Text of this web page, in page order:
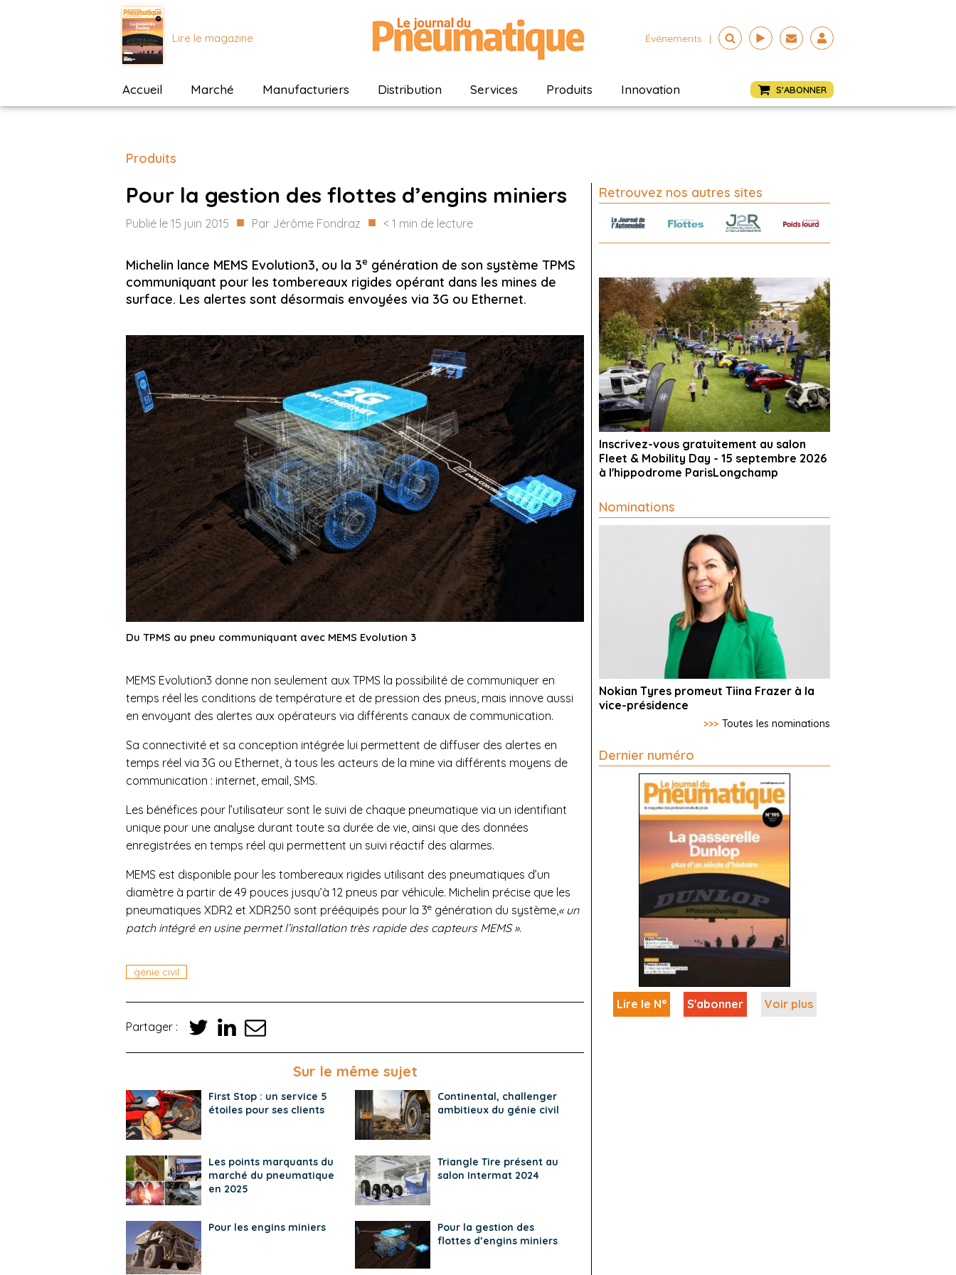
Lire le magazine Événements |
Accueil Marché Manufacturiers Distribution Services Produits Innovation S'ABONNER
Produits
Pour la gestion des flottes d’engins miniers
Publié le 15 juin 2015 ■ Par Jérôme Fondraz ■ < 1 min de lecture
Michelin lance MEMS Evolution3, ou la 3e génération de son système TPMS
communiquant pour les tombereaux rigides opérant dans les mines de
surface. Les alertes sont désormais envoyées via 3G ou Ethernet.
Du TPMS au pneu communiquant avec MEMS Evolution 3
MEMS Evolution3 donne non seulement aux TPMS la possibilité de communiquer en
temps réel les conditions de température et de pression des pneus, mais innove aussi
en envoyant des alertes aux opérateurs via différents canaux de communication.
Sa connectivité et sa conception intégrée lui permettent de diffuser des alertes en
temps réel via 3G ou Ethernet, à tous les acteurs de la mine via différents moyens de
communication : internet, email, SMS.
Les bénéfices pour l’utilisateur sont le suivi de chaque pneumatique via un identifiant
unique pour une analyse durant toute sa durée de vie, ainsi que des données
enregistrées en temps réel qui permettent un suivi réactif des alarmes.
MEMS est disponible pour les tombereaux rigides utilisant des pneumatiques d’un
diamètre à partir de 49 pouces jusqu’à 12 pneus par véhicule. Michelin précise que les
pneumatiques XDR2 et XDR250 sont prééquipés pour la 3e génération du système, « un
patch intégré en usine permet l’installation très rapide des capteurs MEMS ».
génie civil
Partager :
Sur le même sujet
First Stop : un service 5
étoiles pour ses clients
Continental, challenger
ambitieux du génie civil
Les points marquants du
marché du pneumatique
en 2025
Triangle Tire présent au
salon Intermat 2024
Pour les engins miniers
Pour la gestion des
flottes d’engins miniers
Retrouvez nos autres sites
Inscrivez-vous gratuitement au salon
Fleet & Mobility Day - 15 septembre 2026
à l'hippodrome ParisLongchamp
Nominations
Nokian Tyres promeut Tiina Frazer à la
vice-présidence
>>> Toutes les nominations
Dernier numéro
Lire le N° S'abonner Voir plus